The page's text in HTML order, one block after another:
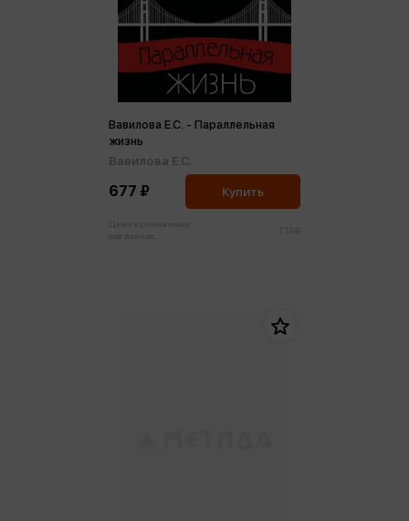
Вавилова Е.С. - Параллельная
жизнь
Вавилова Е.С.
677 ₽ Купить